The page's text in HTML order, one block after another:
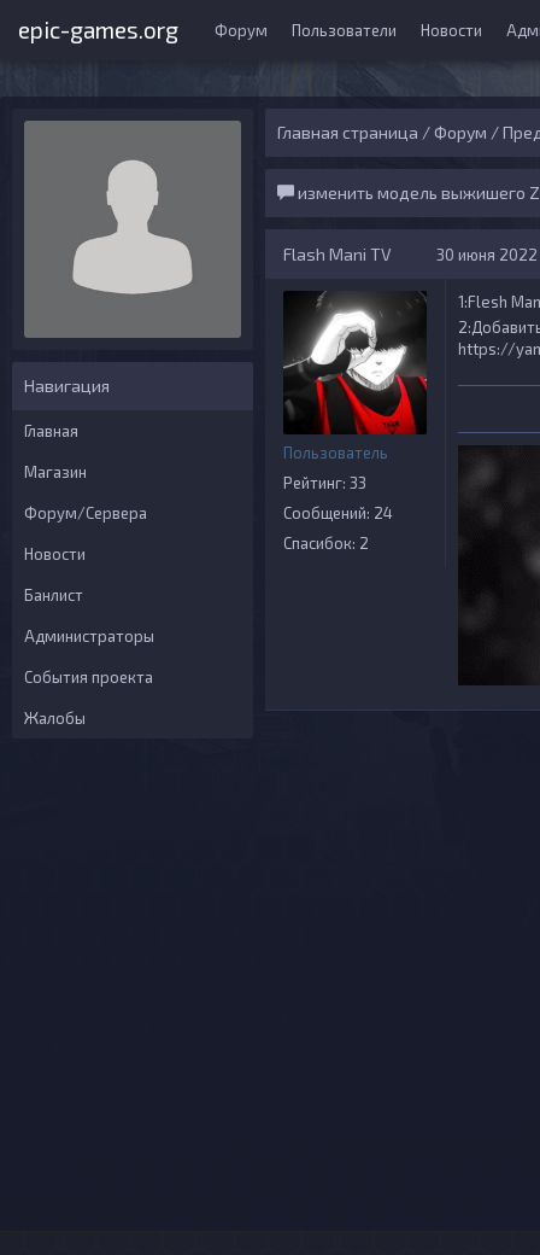
epic-games.org Форум Пользователи Новости
Навигация
Главная
Магазин
Форум/Сервера
Новости
Банлист
Администраторы
События проекта
Жалобы
Главная страница /Форум /
изменить модель выжишего
Flash Mani TV 30 июня 2022
Пользователь
Рейтинг: 33
Сообщений: 24
Спасибок: 2
1:Flesh
https://